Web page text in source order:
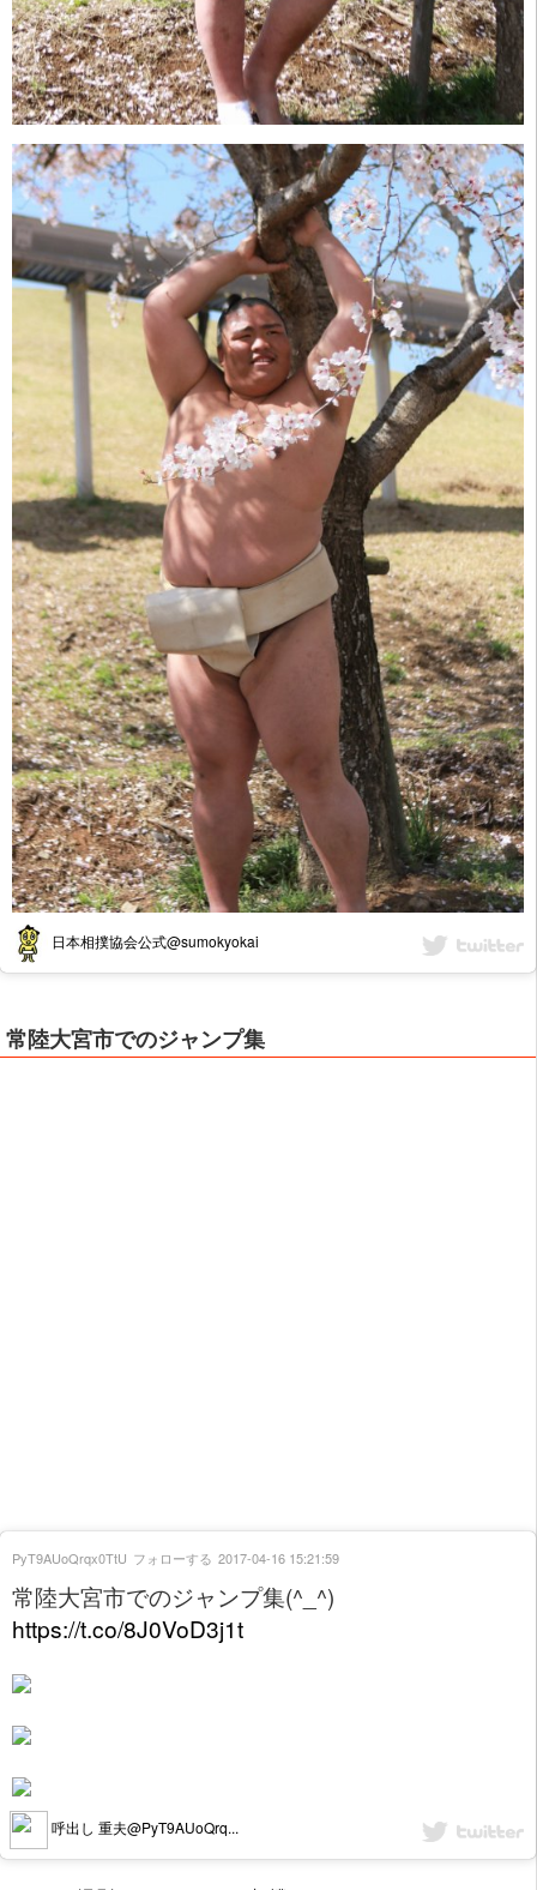
日本相撲協会公式@sumokyokai
常陸大宮市でのジャンプ集
常陸大宮市でのジャンプ集(^_^)
https://t.co/8J0VoD3j1t
呼出し 重夫@PyT9AUoQrq...
PyT9AUoQrqx0TtU フォローする 2017-04-16 15:21:59